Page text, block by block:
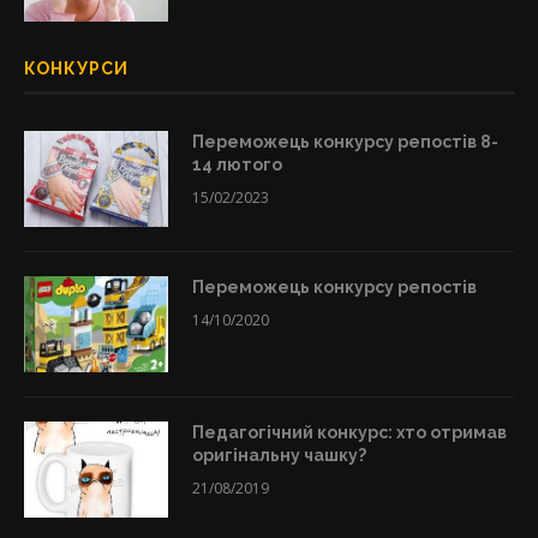
КОНКУРСИ
Переможець конкурсу репостів 8-
14 лютого
15/02/2023
Переможець конкурсу репостів
14/10/2020
Педагогічний конкурс: хто отримав
оригінальну чашку?
21/08/2019